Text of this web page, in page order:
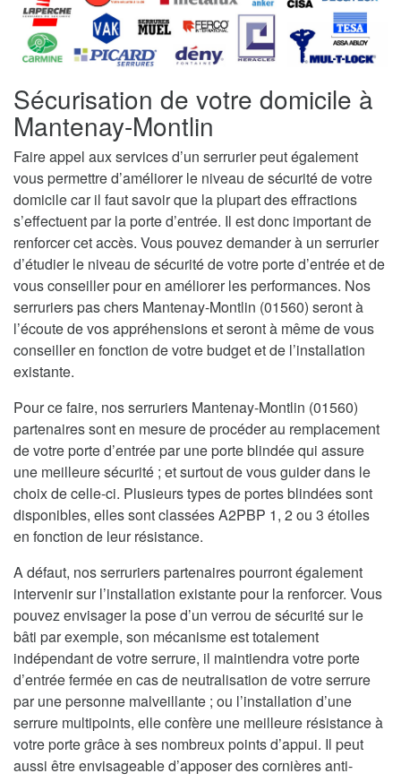
Sécurisation de votre domicile à
Mantenay-Montlin
Faire appel aux services d’un serrurier peut également
vous permettre d’améliorer le niveau de sécurité de votre
domicile car il faut savoir que la plupart des effractions
s’effectuent par la porte d’entrée. Il est donc important de
renforcer cet accès. Vous pouvez demander à un serrurier
d’étudier le niveau de sécurité de votre porte d’entrée et de
vous conseiller pour en améliorer les performances. Nos
serruriers pas chers Mantenay-Montlin (01560) seront à
l’écoute de vos appréhensions et seront à même de vous
conseiller en fonction de votre budget et de l’installation
existante.
Pour ce faire, nos serruriers Mantenay-Montlin (01560)
partenaires sont en mesure de procéder au remplacement
de votre porte d’entrée par une porte blindée qui assure
une meilleure sécurité ; et surtout de vous guider dans le
choix de celle-ci. Plusieurs types de portes blindées sont
disponibles, elles sont classées A2PBP 1, 2 ou 3 étoiles
en fonction de leur résistance.
A défaut, nos serruriers partenaires pourront également
intervenir sur l’installation existante pour la renforcer. Vous
pouvez envisager la pose d’un verrou de sécurité sur le
bâti par exemple, son mécanisme est totalement
indépendant de votre serrure, il maintiendra votre porte
d’entrée fermée en cas de neutralisation de votre serrure
par une personne malveillante ; ou l’installation d’une
serrure multipoints, elle confère une meilleure résistance à
votre porte grâce à ses nombreux points d’appui. Il peut
aussi être envisageable d’apposer des cornières anti-